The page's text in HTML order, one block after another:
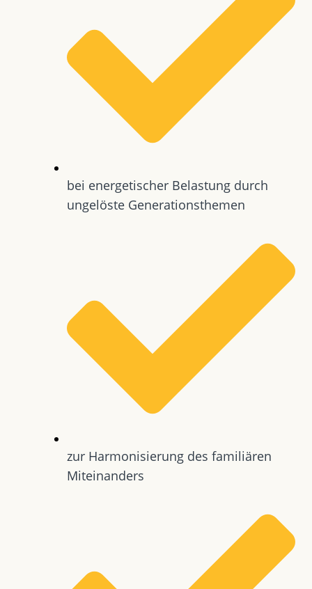
bei energetischer Belastung durch
ungelöste Generationsthemen
zur Harmonisierung des familiären
Miteinanders